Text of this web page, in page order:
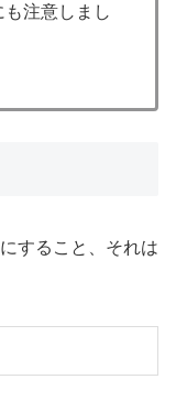
注意しまし
すること、それは